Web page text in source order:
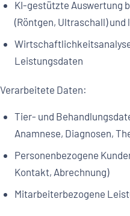
KI-gestützte Auswertung
(Röntgen, Ultraschall)
Leistungsdaten
Verarbeitete Daten:
Tier- und
Anamnese, Diagnosen,
Personenbezogene
Kontakt, Abrechnung)
Mitarbeiterbezogene